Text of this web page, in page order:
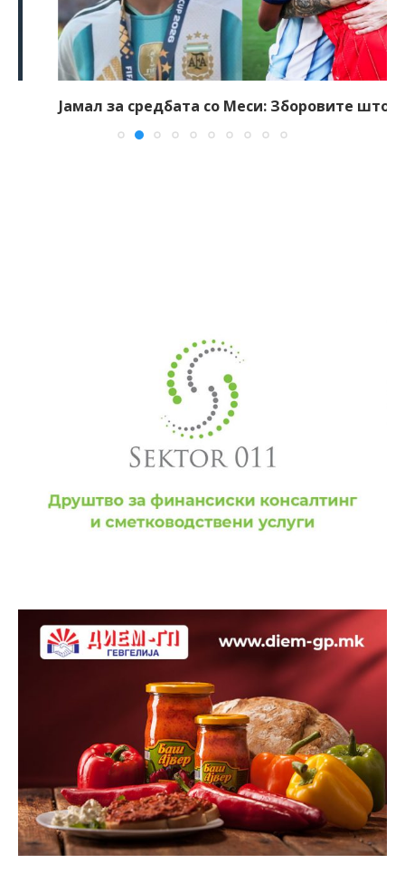
Јамал за средбата со Меси: Зборовите што ми...